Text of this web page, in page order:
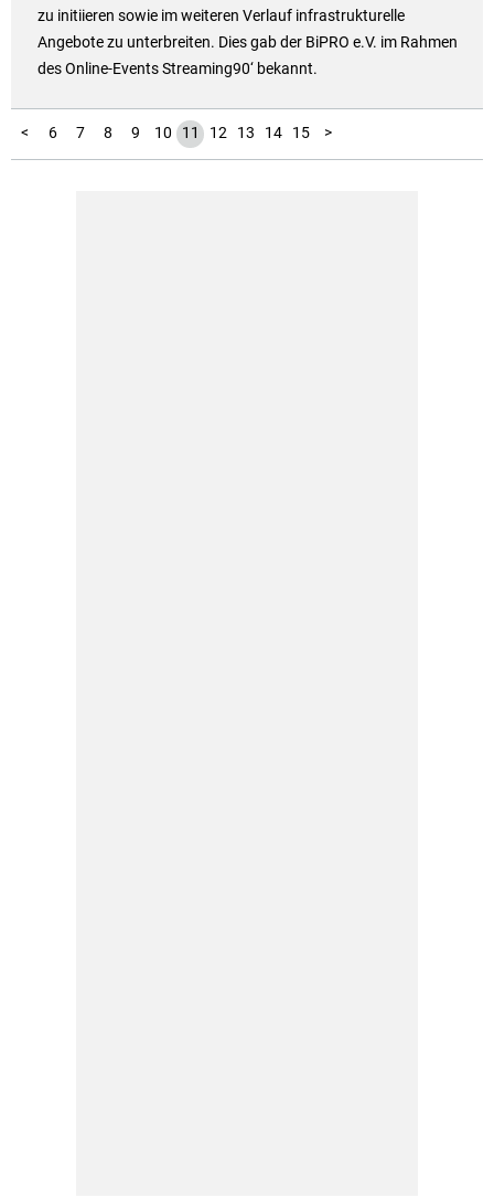
zu initiieren sowie im weiteren Verlauf infrastrukturelle
Angebote zu unterbreiten. Dies gab der BiPRO e.V. im Rahmen
des Online-Events Streaming90‘ bekannt.
<
1
2
3
4
5 6 7 8 9 10 11 12 13 14 15
16
17
18
19
20
21
22
23
24
25
26
27
28
29
30
31
32
33
34
35
36
37
38
39
40
41
42
43
44
45
46
47
48
49
50
51
52
53
54
55
56
57
58
59
60
61
62
63
64
65
66
67
68
69
70
71
72
73
74
75
76
77
78
79
80
81
82
83
84
85
86
87
88
89
90
91
92
93
94
95
96
97
98
99
100
101
102
103
104
105
106
107
108
109
110
111
112
113
114
115
116
117
118
119
120
121
122 >